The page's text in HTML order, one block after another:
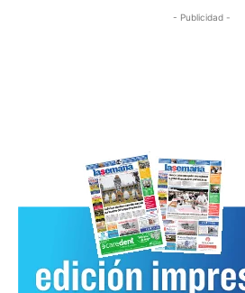
- Publicidad -